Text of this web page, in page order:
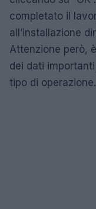
completato il
all’installazione
Attenzione però,
dei dati
tipo di operazione.